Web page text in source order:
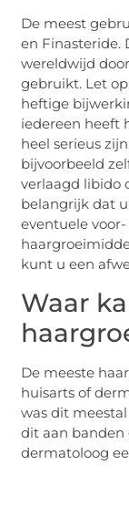
De meest
en Finasteride.
wereldwijd
gebruikt. Let
heftige
iedereen heeft
heel serieus
bijvoorbeeld
verlaagd libido
belangrijk dat
eventuele
kunt u een
Waar
De meeste
huisarts of
was dit
dit aan banden
dermatoloog